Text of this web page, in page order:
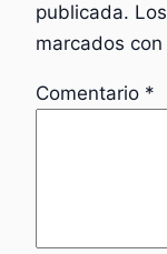
publicada.
marcados con
Comentario *